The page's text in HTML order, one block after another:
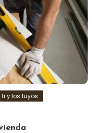
y los tuyos